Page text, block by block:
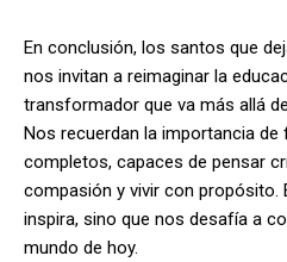
En conclusión, los santos que
nos invitan a reimaginar la
transformador que va más allá
Nos recuerdan la importancia de
completos, capaces de pensar
compasión y vivir con propósito.
inspira, sino que nos desafía a
mundo de hoy.